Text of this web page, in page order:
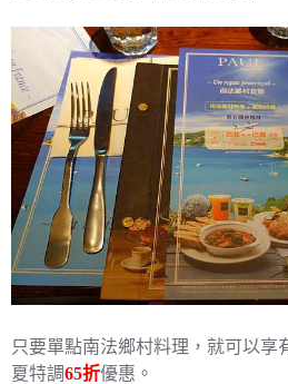
只要單點南法鄉村料理，就可以享
夏特調65折優惠。